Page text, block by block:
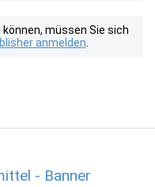
müssen Sie sich
anmelden
- Banner